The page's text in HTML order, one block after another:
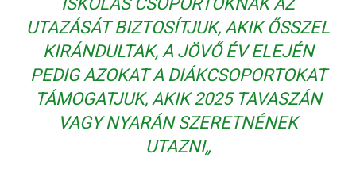
UTAZÁSÁT BIZTOSÍTJUK, AKIK ŐSSZEL
KIRÁNDULTAK, A JÖVŐ ÉV ELEJÉN
PEDIG AZOKAT A DIÁKCSOPORTOKAT
TÁMOGATJUK, AKIK 2025 TAVASZÁN
VAGY NYARÁN SZERETNÉNEK
UTAZNI„